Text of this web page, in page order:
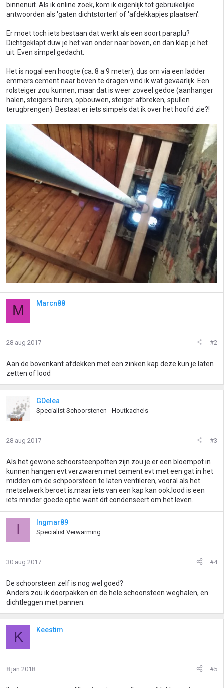
binnenuit. Als ik online zoek, kom ik eigenlijk tot gebruikelijke
antwoorden als 'gaten dichtstorten' of 'afdekkapjes plaatsen'.
Er moet toch iets bestaan dat werkt als een soort paraplu?
Dichtgeklapt duw je het van onder naar boven, en dan klap je het
uit. Even simpel gedacht.
Het is nogal een hoogte (ca. 8 a 9 meter), dus om via een ladder
emmers cement naar boven te dragen vind ik wat gevaarlijk. Een
rolsteiger zou kunnen, maar dat is weer zoveel gedoe (aanhanger
halen, steigers huren, opbouwen, steiger afbreken, spullen
terugbrengen). Bestaat er iets simpels dat ik over het hoofd zie?!
M Marcn88
28 aug 2017 #2
Aan de bovenkant afdekken met een zinken kap deze kun je laten
zetten of lood
GDelea
Specialist Schoorstenen - Houtkachels
28 aug 2017 #3
Als het gewone schoorsteenpotten zijn zou je er een bloempot in
kunnen hangen evt verzwaren met cement evt met een gat in het
midden om de schpoorsteen te laten ventileren, vooral als het
metselwerk beroet is.maar iets van een kap kan ook.lood is een
iets minder goede optie want dit condenseert om het leven.
I Ingmar89
Specialist Verwarming
30 aug 2017 #4
De schoorsteen zelf is nog wel goed?
Anders zou ik doorpakken en de hele schoonsteen weghalen, en
dichtleggen met pannen.
K Keestim
8 jan 2018 #5